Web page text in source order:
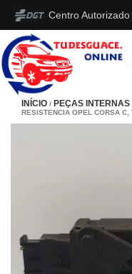
Centro
INÍCIO / PEÇAS
RESISTENCIA OPEL CORSA C,